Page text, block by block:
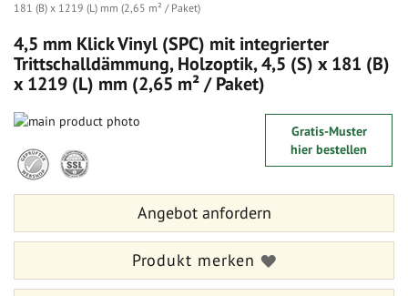
181 (B) x 1219 (L) mm (2,65 m² / Paket)
4,5 mm Klick Vinyl (SPC) mit integrierter
Trittschalldämmung, Holzoptik, 4,5 (S) x 181 (B)
x 1219 (L) mm (2,65 m² / Paket)
Gratis-Muster
hier bestellen
Zum
der
Bildergalerie
springen
Anfang
der
Bildergalerie
Angebot anfordern
Produkt merken